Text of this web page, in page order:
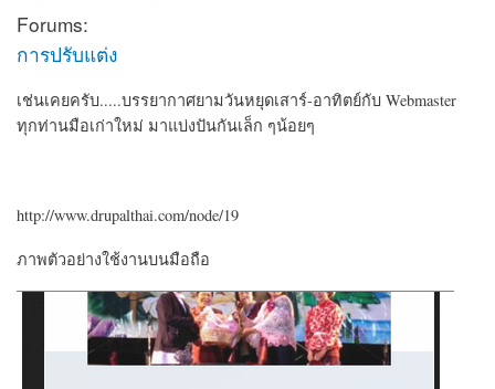
Forums:
การปรับแต่ง
เช่นเคยครับ.....บรรยากาศยามวันหยุดเสาร์-อาทิตย์กับ Webmaster
ทุกท่านมือเก่าใหม่ มาแบ่งปันกันเล็ก ๆน้อยๆ
http://www.drupalthai.com/node/19
ภาพตัวอย่างใช้งานบนมือถือ